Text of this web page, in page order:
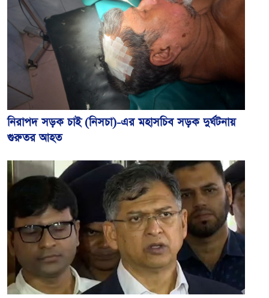
নিরাপদ সড়ক চাই (নিসচা)-এর মহাসচিব সড়ক দুর্ঘটনায়
গুরুতর আহত